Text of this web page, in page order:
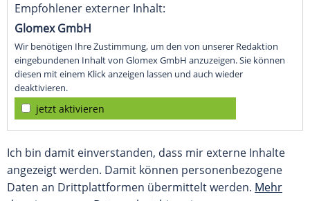
Empfohlener externer Inhalt:
Glomex GmbH
Wir benötigen Ihre Zustimmung, um den von unserer Redaktion
eingebundenen Inhalt von Glomex GmbH anzuzeigen. Sie können
diesen mit einem Klick anzeigen lassen und auch wieder
deaktivieren.
jetzt aktivieren
Ich bin damit einverstanden, dass mir externe Inhalte
angezeigt werden. Damit können personenbezogene
Daten an Drittplattformen übermittelt werden. Mehr